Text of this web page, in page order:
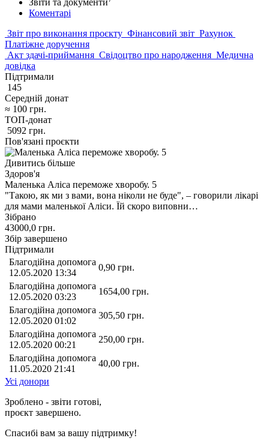
Коментарі
Звіт про виконання проєкту Фінансовий звіт Рахунок
Платіжне доручення
Акт здачі-приймання Свідоцтво про народження Медична
довідка
Підтримали
145
Середній донат
≈ 100 грн.
ТОП-донат
5092 грн.
Пов'язані проєкти
Дивитись більше
Здоров'я
Маленька Аліса переможе хворобу. 5
"Такою, як ми з вами, вона ніколи не буде", – говорили лікарі
для мами маленької Аліси. Їй скоро виповни…
Зібрано
43000,0 грн.
Збір завершено
Підтримали
Благодійна допомога
12.05.2020 13:34
0,90 грн.
Благодійна допомога
12.05.2020 03:23
1654,00 грн.
Благодійна допомога
12.05.2020 01:02
305,50 грн.
Благодійна допомога
12.05.2020 00:21
250,00 грн.
Благодійна допомога
11.05.2020 21:41
40,00 грн.
Усі донори
Зроблено - звіти готові,
проєкт завершено.
Спасибі вам за вашу підтримку!